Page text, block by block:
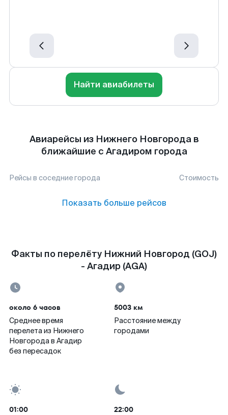
Найти авиабилеты
Авиарейсы из Нижнего Новгорода в
ближайшие с Агадиром города
Рейсы в соседние города Стоимость
Показать больше рейсов
Факты по перелёту Нижний Новгород (GOJ)
- Агадир (AGA)
около 6 часов
Среднее время
перелета из Нижнего
Новгорода в Агадир
без пересадок
5003 км
Расстояние между
городами
01:00 22:00